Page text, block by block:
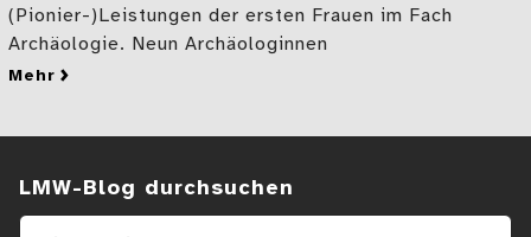
(Pionier-)Leistungen der ersten Frauen im Fach
Archäologie. Neun Archäologinnen
mehr
Suchen im Blog
LMW-Blog durchsuchen